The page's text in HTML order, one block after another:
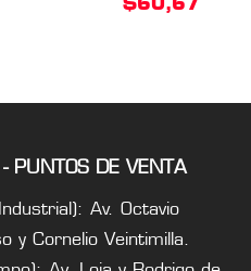
PUNTOS DE VENTA
Av. Octavio
y Cornelio Veintimilla.